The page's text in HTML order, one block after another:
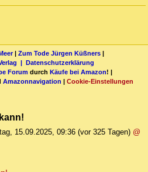
| Zum Tode Jürgen Küßners |
| Datenschutzerklärung
Forum durch Käufe bei Amazon! |
Amazonnavigation | Cookie-Einstellungen
15.09.2025, 09:36 (vor 325 Tagen) @